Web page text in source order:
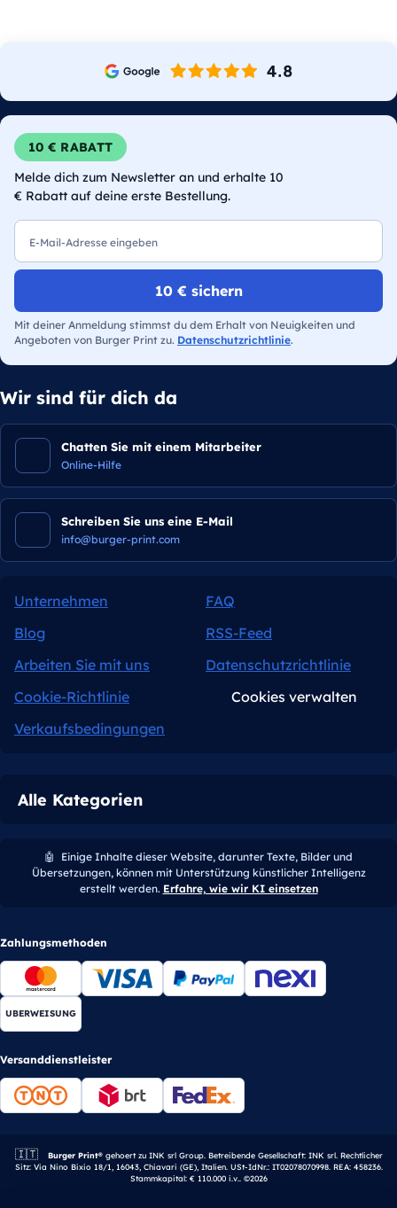
10 € RABATT
Melde dich zum Newsletter an und erhalte 10
€ Rabatt auf deine erste Bestellung.
10 € sichern
Mit deiner Anmeldung stimmst du dem Erhalt von Neuigkeiten und
Angeboten von Burger Print zu. Datenschutzrichtlinie.
Wir sind für dich da
Chatten Sie mit einem Mitarbeiter
Online-Hilfe
Schreiben Sie uns eine E-Mail
info@burger-print.com
Unternehmen
FAQ
Blog
RSS-Feed
Arbeiten Sie mit uns
Datenschutzrichtlinie
Cookie-Richtlinie
Cookies verwalten
Verkaufsbedingungen
Alle Kategorien
🤖
Einige Inhalte dieser Website, darunter Texte, Bilder und
Übersetzungen, können mit Unterstützung künstlicher Intelligenz
erstellt werden. Erfahre, wie wir KI einsetzen
Zahlungsmethoden
UBERWEISUNG
Versanddienstleister
🇮🇹 Italienisches Unternehmen.
Burger Print®gehoert zu INK srl Group. Betreibende Gesellschaft: INK srl. Rechtlicher
Sitz: Via Nino Bixio 18/1, 16043, Chiavari (GE), Italien. USt-IdNr.: IT02078070998. REA: 458236.
Stammkapital: € 110.000 i.v.. ©2026